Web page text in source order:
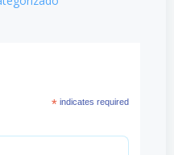
*indicates required